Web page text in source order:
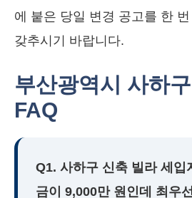
에 붙은 당일 변경 공고를 한
갖추시기 바랍니다.
부산광역시 사하
FAQ
Q1. 사하구 신축 빌라 세입
금이 9,000만 원인데 최우